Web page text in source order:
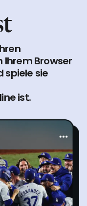
Ihrem Browser
spiele sie
ist.